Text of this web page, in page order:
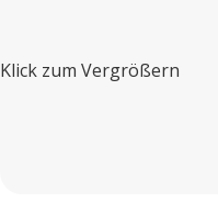
Klick zum Vergrößern